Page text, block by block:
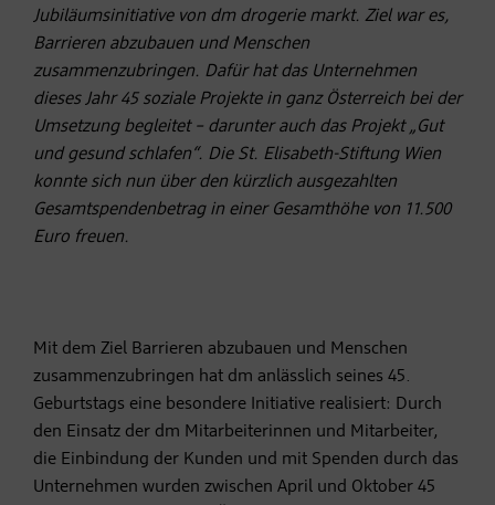
Jubiläumsinitiative von dm drogerie markt. Ziel war es,
Barrieren abzubauen und Menschen
zusammenzubringen. Dafür hat das Unternehmen
dieses Jahr 45 soziale Projekte in ganz Österreich bei der
Umsetzung begleitet – darunter auch das Projekt „Gut
und gesund schlafen“. Die St. Elisabeth-Stiftung Wien
konnte sich nun über den kürzlich ausgezahlten
Gesamtspendenbetrag in einer Gesamthöhe von 11.500
Euro freuen.
Mit dem Ziel Barrieren abzubauen und Menschen
zusammenzubringen hat dm anlässlich seines 45.
Geburtstags eine besondere Initiative realisiert: Durch
den Einsatz der dm Mitarbeiterinnen und Mitarbeiter,
die Einbindung der Kunden und mit Spenden durch das
Unternehmen wurden zwischen April und Oktober 45